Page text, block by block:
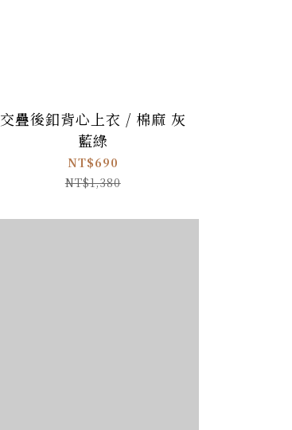
交疊後釦背心上衣 / 棉麻 灰
藍綠
NT$690
NT$1,380